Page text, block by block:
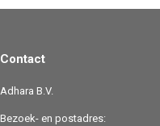
Contact
Adhara B.V.
Bezoek- en postadres: